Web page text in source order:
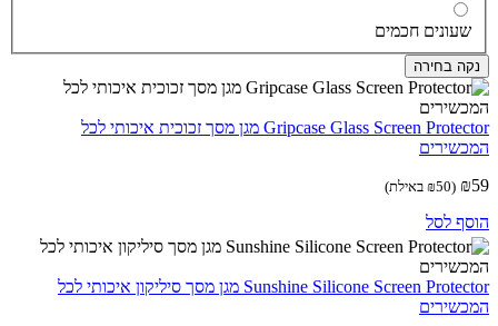
חכמים
בחירה
Gripcase Glass Screen Protector מגן מסך זכוכית איכותי לכל
(
₪50 באילת)
לסל
Sunshine Silicone Screen Protector מגן מסך סיליקון איכותי לכל